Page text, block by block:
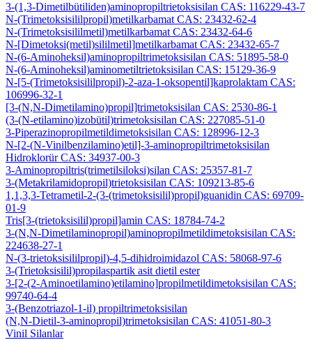
3-(1,3-Dimetilbütiliden)aminopropiltrietoksisilan CAS: 116229-43-7
N-(Trimetoksisililpropil)metilkarbamat CAS: 23432-62-4
N-(Trimetoksisililmetil)metilkarbamat CAS: 23432-64-6
N-[Dimetoksi(metil)sililmetil]metilkarbamat CAS: 23432-65-7
N-(6-Aminoheksil)aminopropiltrimetoksisilan CAS: 51895-58-0
N-(6-Aminoheksil)aminometiltrietoksisilan CAS: 15129-36-9
N-[5-(Trimetoksisililpropil)-2-aza-1-oksopentil]kaprolaktam CAS:
106996-32-1
[3-(N,N-Dimetilamino)propil]trimetoksisilan CAS: 2530-86-1
(3-(N-etilamino)izobütil)trimetoksisilan CAS: 227085-51-0
3-Piperazinopropilmetildimetoksisilan CAS: 128996-12-3
N-[2-(N-Vinilbenzilamino)etil]-3-aminopropiltrimetoksisilan
Hidroklorür CAS: 34937-00-3
3-Aminopropiltris(trimetilsiloksi)silan CAS: 25357-81-7
3-(Metakrilamidopropil)trietoksisilan CAS: 109213-85-6
1,1,3,3-Tetrametil-2-(3-(trimetoksisilil)propil)guanidin CAS: 69709-
01-9
Tris[3-(trietoksisilil)propil]amin CAS: 18784-74-2
3-(N,N-Dimetilaminopropil)aminopropilmetildimetoksisilan CAS:
224638-27-1
N-(3-trietoksisililpropil)-4,5-dihidroimidazol CAS: 58068-97-6
3-(Trietoksisilil)propilaspartik asit dietil ester
3-[2-(2-Aminoetilamino)etilamino]propilmetildimetoksisilan CAS:
99740-64-4
3-(Benzotriazol-1-il) propiltrimetoksisilan
(N,N-Dietil-3-aminopropil)trimetoksisilan CAS: 41051-80-3
Vinil Silanlar